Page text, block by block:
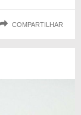
COMPARTILHAR